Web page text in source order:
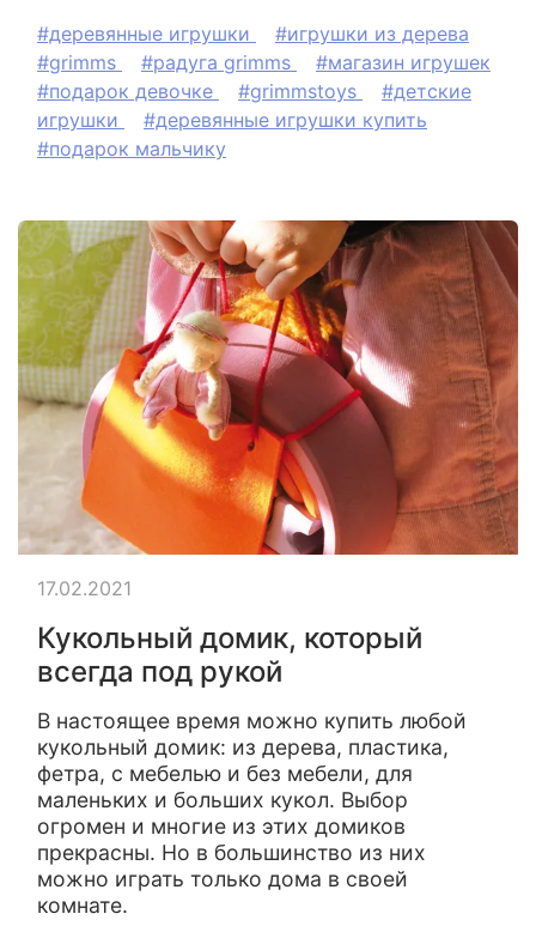
#деревянные игрушки
#игрушки из дерева
#grimms
#радуга grimms
#магазин игрушек
#подарок девочке
#grimmstoys
#детские
игрушки
#деревянные игрушки купить
#подарок мальчику
Кукольный домик, который
всегда под рукой
В настоящее время можно купить любой
кукольный домик: из дерева, пластика,
фетра, с мебелью и без мебели, для
маленьких и больших кукол. Выбор
огромен и многие из этих домиков
прекрасны. Но в большинство из них
можно играть только дома в своей
комнате.
17.02.2021